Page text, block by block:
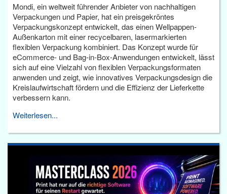
Mondi, ein weltweit führender Anbieter von nachhaltigen
Verpackungen und Papier, hat ein preisgekröntes
Verpackungskonzept entwickelt, das einen Wellpappen-
Außenkarton mit einer recycelbaren, lasermarkierten
flexiblen Verpackung kombiniert. Das Konzept wurde für
eCommerce- und Bag-in-Box-Anwendungen entwickelt, lässt
sich auf eine Vielzahl von flexiblen Verpackungsformaten
anwenden und zeigt, wie innovatives Verpackungsdesign die
Kreislaufwirtschaft fördern und die Effizienz der Lieferkette
verbessern kann.
Weiterlesen...